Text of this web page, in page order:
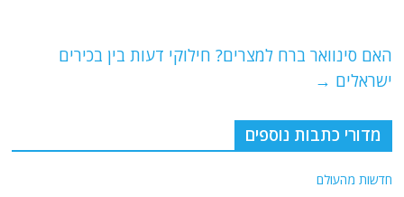
k
האם סינוואר ברח למצרים? חילוקי דעות בין בכירים
ישראלים →
מדורי כתבות נוספים
חדשות מהעולם